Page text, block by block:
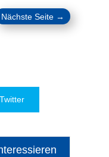
Nächste Seite →
Twitter